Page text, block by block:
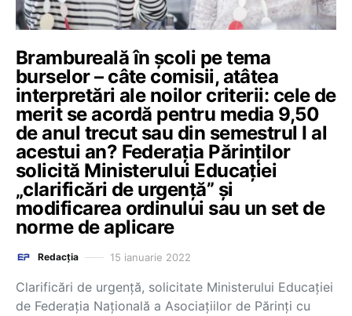
Brambureală în școli pe tema
burselor – câte comisii, atâtea
interpretări ale noilor criterii: cele de
merit se acordă pentru media 9,50
de anul trecut sau din semestrul I al
acestui an? Federația Părinților
solicită Ministerului Educației
„clarificări de urgență” și
modificarea ordinului sau un set de
norme de aplicare
Redacția 15 ianuarie 2022
Clarificări de urgență, solicitate Ministerului Educației
de Federația Națională a Asociațiilor de Părinți cu